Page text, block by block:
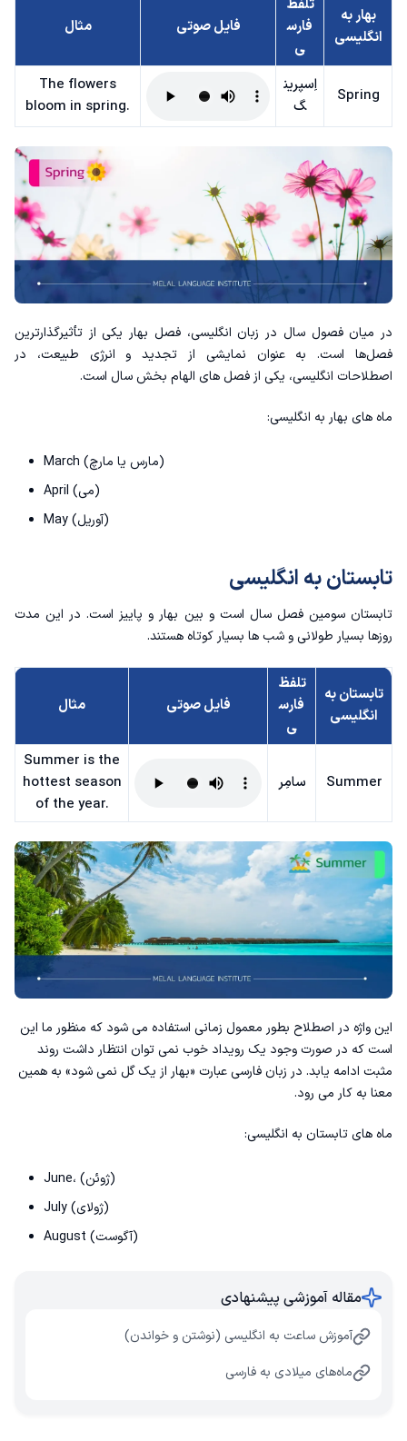
بهار به
انگلیسی
تلفظ
فارس
ی
فایل صوتی مثال
Spring
اِسپرین
گ
The flowers
bloom in spring.
در میان فصول سال در زبان انگلیسی، فصل بهار یکی از تأثیرگذارترین
فصل‌ها است. به عنوان نمایشی از تجدید و انرژی طبیعت، در
اصطلاحات انگلیسی، یکی از فصل های الهام بخش سال است.
ماه های بهار به انگلیسی:
March (مارس یا مارچ)
April (می)
May (آوریل)
تابستان به انگلیسی
تابستان سومین فصل سال است و بین بهار و پاییز است. در این مدت
روزها بسیار طولانی و شب ها بسیار کوتاه هستند.
تابستان به
انگلیسی
تلفظ
فارس
ی
فایل صوتی مثال
Summer سامِر
Summer is the
hottest season
of the year.
این واژه در اصطلاح بطور معمول زمانی استفاده می شود که منظور ما این
است که در صورت وجود یک رویداد خوب نمی توان انتظار داشت روند
مثبت ادامه یابد. در زبان فارسی عبارت «بهار از یک گل نمی شود» به همین
معنا به کار می رود.
ماه های تابستان به انگلیسی:
June، (ژوئن)
July (ژولای)
August (آگوست)
مقاله آموزشی پیشنهادی
آموزش ساعت به انگلیسی (نوشتن و خواندن)
ماه‌های میلادی به فارسی